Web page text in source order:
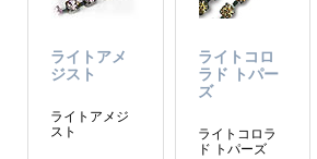
ライトアメ
ジスト
ライトアメジ
スト
ライトコロ
ラド トパー
ズ
ライトコロラ
ド トパーズ